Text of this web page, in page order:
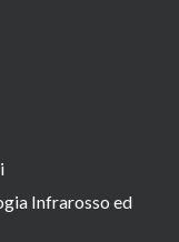
Infrarosso ed